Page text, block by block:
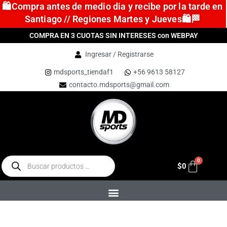
🛍️Compra antes de medio dia y recibe por la tarde en
Santiago // Regiones Martes y Jueves🛍️🏁
COMPRA EN 3 CUOTAS SIN INTERESES con WEBPAY
Ingresar / Registrarse
mdsports_tiendaf1
+56 9613 58127
contacto.mdsports@gmail.com
$0